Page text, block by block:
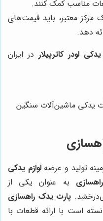
مناسب کمک کنند.
مرکز معتبر، باید قیمت‌های
دهد.
یدکی لودر کاترپیلار در ایران
ماشین‌آلات سنگین
تولید و عرضهلوازم یدکی
به عنوان یکی از
پارت یدک راهسازی
است با ارائه قطعات با